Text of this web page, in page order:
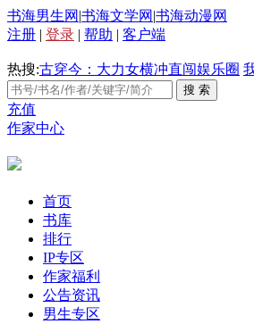
书海男生网 |书海文学网 |书海动漫网
注册 | 登录 | 帮助 | 客户端
热搜:古穿今：大力女横冲直闯娱乐圈
充值
作家中心
首页
书库
排行
IP专区
作家福利
公告资讯
男生专区